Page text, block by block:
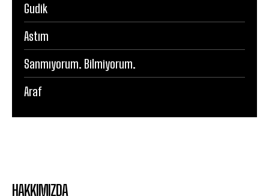
Gudik
Astım
Sanmıyorum. Bilmiyorum.
Araf
HAKKIMIZDA